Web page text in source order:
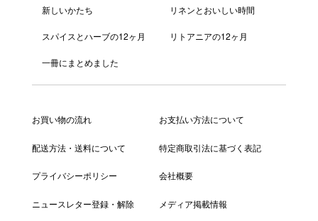
新しいかたち リネンとおいしい時間
スパイスとハーブの12ヶ月 リトアニアの12ヶ月
一冊にまとめました
お買い物の流れ お支払い方法について
配送方法・送料について 特定商取引法に基づく表記
プライバシーポリシー 会社概要
ニュースレター登録・解除 メディア掲載情報